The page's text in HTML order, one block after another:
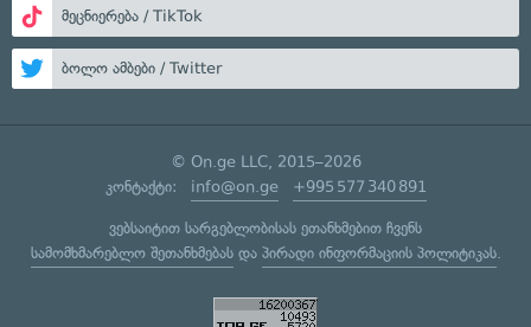
მეცნიერება / TikTok
ბოლო ამბები / Twitter
© On.ge LLC, 2015–2026
კონტაქტი: info@on.ge +995 577 340 891
ვებსაიტით სარგებლობისას ეთანხმებით ჩვენს
სამომხმარებლო შეთანხმებასდა პირადი ინფორმაციის პოლიტიკას.